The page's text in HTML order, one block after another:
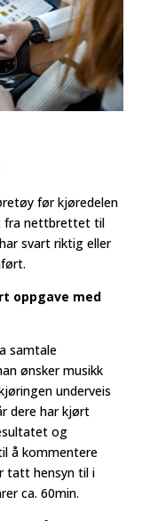
før kjøredelen
fra nettbrettet til
svart riktig eller
oppgave med
samtale
ønsker musikk
underveis
dere har kjørt
og
å kommentere
tatt hensyn til i
ca. 60min.